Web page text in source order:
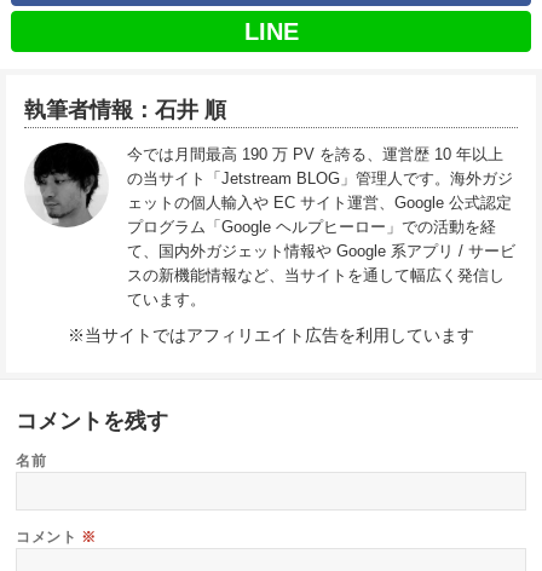
LINE
執筆者情報：石井 順
今では月間最高 190 万 PV を誇る、運営歴 10 年以上
の当サイト「Jetstream BLOG」管理人です。海外ガジ
ェットの個人輸入や EC サイト運営、Google 公式認定
プログラム「Google ヘルプヒーロー」での活動を経
て、国内外ガジェット情報や Google 系アプリ / サービ
スの新機能情報など、当サイトを通して幅広く発信し
ています。
※当サイトではアフィリエイト広告を利用しています
コメントを残す
名前
コメント ※